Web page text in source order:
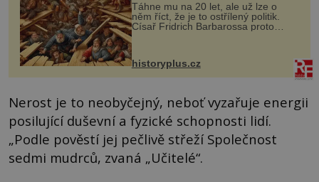
Táhne mu na 20 let, ale už lze o
něm říct, že je to ostřílený politik.
Císař Fridrich Barbarossa proto
posílá svého syna a dědice Jindřicha
VI. do Erfurtu, aby se stal
prostředníkem při řešení sporu m...
historyplus.cz
Nerost je to neobyčejný, neboť vyzařuje energii
posilující duševní a fyzické schopnosti lidí.
„Podle pověstí jej pečlivě střeží Společnost
sedmi mudrců, zvaná „Učitelé“.